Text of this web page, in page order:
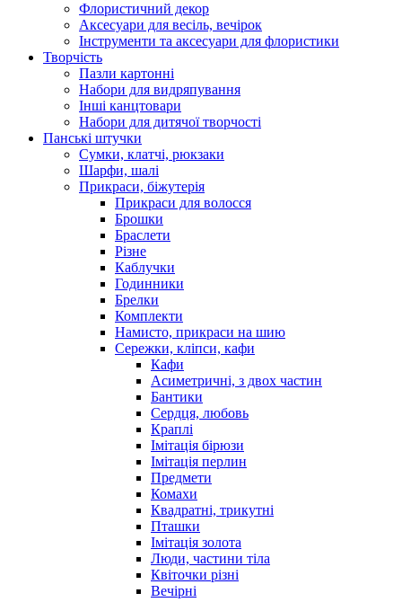
Флористичний декор
Аксесуари для весіль, вечірок
Інструменти та аксесуари для флористики
Творчість
Пазли картонні
Набори для видряпування
Інші канцтовари
Набори для дитячої творчості
Панські штучки
Сумки, клатчі, рюкзаки
Шарфи, шалі
Прикраси, біжутерія
Прикраси для волосся
Брошки
Браслети
Різне
Каблучки
Годинники
Брелки
Комплекти
Намисто, прикраси на шию
Сережки, кліпси, кафи
Кафи
Асиметричні, з двох частин
Бантики
Сердця, любовь
Краплі
Імітація бірюзи
Імітація перлин
Предмети
Комахи
Квадратні, трикутні
Пташки
Імітація золота
Люди, частини тіла
Квіточки різні
Вечірні